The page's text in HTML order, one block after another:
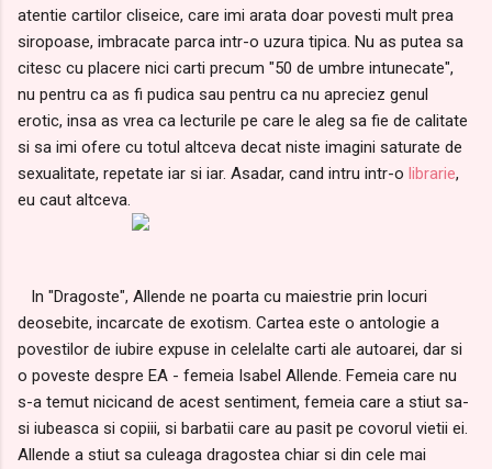
atentie cartilor cliseice, care imi arata doar povesti mult prea
siropoase, imbracate parca intr-o uzura tipica. Nu as putea sa
citesc cu placere nici carti precum "50 de umbre intunecate",
nu pentru ca as fi pudica sau pentru ca nu apreciez genul
erotic, insa as vrea ca lecturile pe care le aleg sa fie de calitate
si sa imi ofere cu totul altceva decat niste imagini saturate de
sexualitate, repetate iar si iar. Asadar, cand intru intr-o librarie,
eu caut altceva.
In "Dragoste", Allende ne poarta cu maiestrie prin locuri
deosebite, incarcate de exotism. Cartea este o antologie a
povestilor de iubire expuse in celelalte carti ale autoarei, dar si
o poveste despre EA - femeia Isabel Allende. Femeia care nu
s-a temut nicicand de acest sentiment, femeia care a stiut sa-
si iubeasca si copiii, si barbatii care au pasit pe covorul vietii ei.
Allende a stiut sa culeaga dragostea chiar si din cele mai